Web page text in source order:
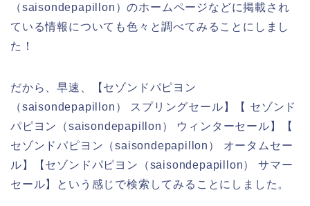
（saisondepapillon）のホームページなどに掲載され
ている情報についても色々と調べてみることにしまし
た！
だから、早速、【セゾンドパピヨン
（saisondepapillon） スプリングセール】【 セゾンド
パピヨン（saisondepapillon） ウィンターセール】【
セゾンドパピヨン（saisondepapillon） オータムセー
ル】【セゾンドパピヨン（saisondepapillon） サマー
セール】という感じで検索してみることにしました。